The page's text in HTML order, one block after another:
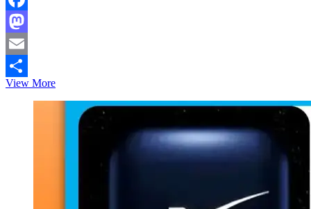
Facebook
Mastodon
Email
Share
View Moreড.